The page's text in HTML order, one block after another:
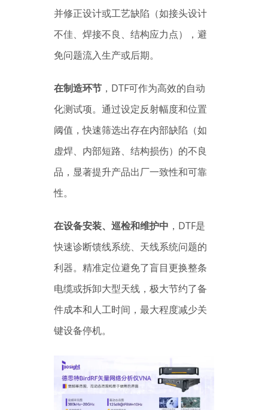
并修正设计或工艺缺陷（如接头设计
不佳、焊接不良、结构应力点），避
免问题流入生产或后期。
在制造环节 ，DTF可作为高效的自动
化测试项。通过设定反射幅度和位置
阈值，快速筛选出存在内部缺陷（如
虚焊、内部短路、结构损伤）的不良
品，显著提升产品出厂一致性和可靠
性。
在设备安装、巡检和维护中 ，DTF是
快速诊断馈线系统、天线系统问题的
利器。精准定位避免了盲目更换整条
电缆或拆卸大型天线，极大节约了备
件成本和人工时间，最大程度减少关
键设备停机。